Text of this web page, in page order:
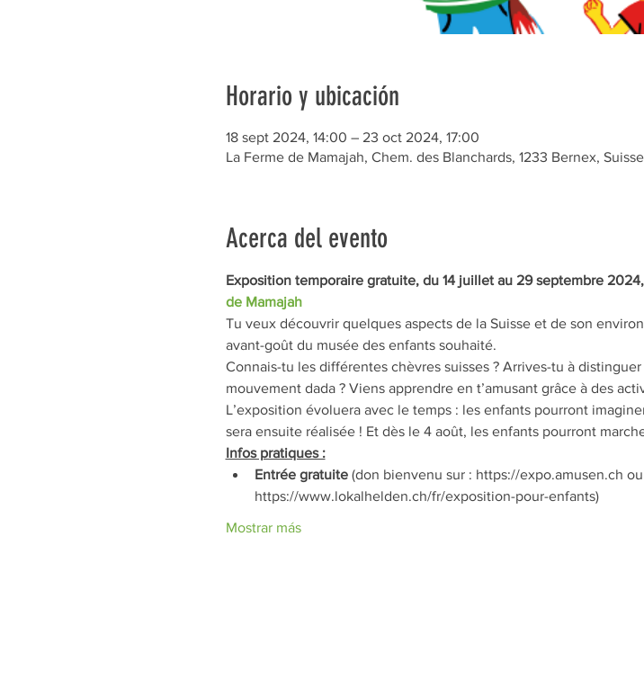
Horario y ubicación
18 sept 2024, 14:00 – 23 oct 2024, 17:00
La Ferme de Mamajah, Chem. des Blanchards, 1233 Bernex, Suisse
Acerca del evento
Exposition temporaire gratuite, du 14 juillet au 29 septembre
de Mamajah
Tu veux découvrir quelques aspects de la Suisse et de son
avant-goût du musée des enfants souhaité.
Connais-tu les différentes chèvres suisses ? Arrives-tu à
mouvement dada ? Viens apprendre en t’amusant grâce à des
L’exposition évoluera avec le temps : les enfants pourront
sera ensuite réalisée ! Et dès le 4 août, les enfants pourront
Infos pratiques :
Entrée gratuite (don bienvenu sur : https://expo.amusen.ch
https://www.lokalhelden.ch/fr/exposition-pour-enfants)
Mostrar más